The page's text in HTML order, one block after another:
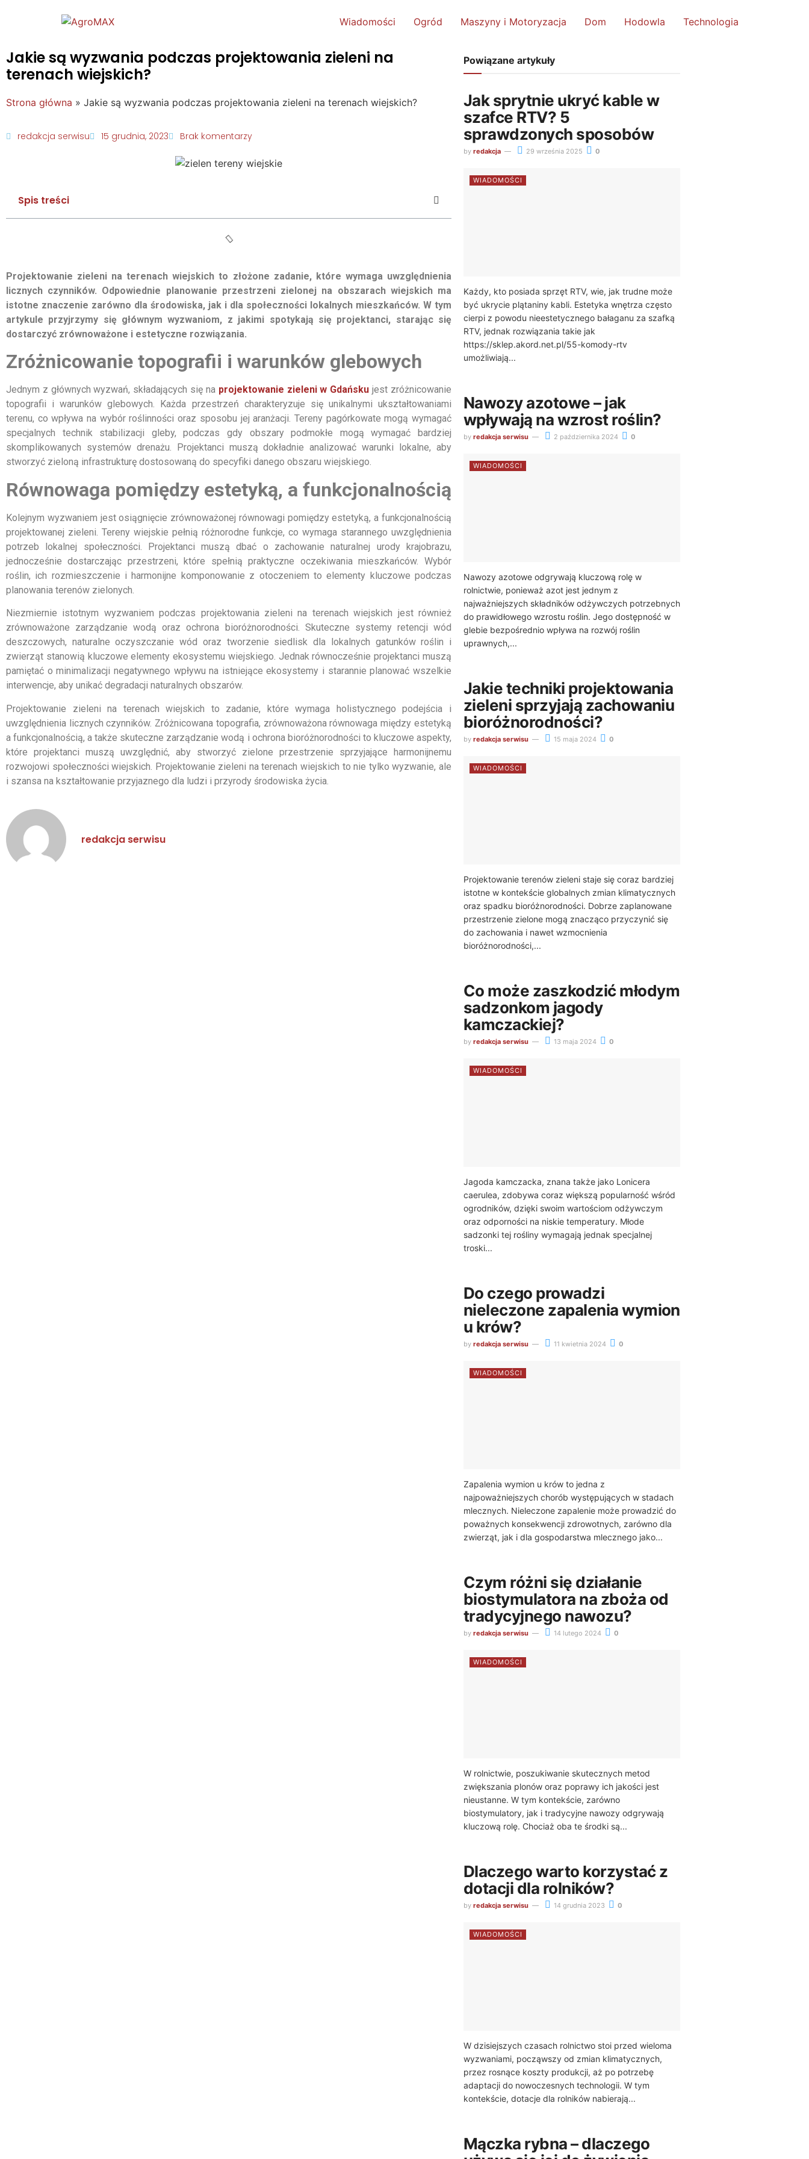
Wiadomości Ogród Maszyny i Motoryzacja Dom Hodowla Technologia
Jakie są wyzwania podczas projektowania zieleni na
terenach wiejskich?
Strona główna » Jakie są wyzwania podczas projektowania zieleni na terenach wiejskich?
redakcja serwisu 15 grudnia, 2023 Brak komentarzy
Spis treści
Projektowanie zieleni na terenach wiejskich to złożone zadanie, które wymaga uwzględnienia
licznych czynników. Odpowiednie planowanie przestrzeni zielonej na obszarach wiejskich ma
istotne znaczenie zarówno dla środowiska, jak i dla społeczności lokalnych mieszkańców. W tym
artykule przyjrzymy się głównym wyzwaniom, z jakimi spotykają się projektanci, starając się
dostarczyć zrównoważone i estetyczne rozwiązania.
Zróżnicowanie topografii i warunków glebowych
Jednym z głównych wyzwań, składających się na projektowanie zieleni w Gdańsku jest zróżnicowanie
topografii i warunków glebowych. Każda przestrzeń charakteryzuje się unikalnymi ukształtowaniami
terenu, co wpływa na wybór roślinności oraz sposobu jej aranżacji. Tereny pagórkowate mogą wymagać
specjalnych technik stabilizacji gleby, podczas gdy obszary podmokłe mogą wymagać bardziej
skomplikowanych systemów drenażu. Projektanci muszą dokładnie analizować warunki lokalne, aby
stworzyć zieloną infrastrukturę dostosowaną do specyfiki danego obszaru wiejskiego.
Równowaga pomiędzy estetyką, a funkcjonalnością
Kolejnym wyzwaniem jest osiągnięcie zrównoważonej równowagi pomiędzy estetyką, a funkcjonalnością
projektowanej zieleni. Tereny wiejskie pełnią różnorodne funkcje, co wymaga starannego uwzględnienia
potrzeb lokalnej społeczności. Projektanci muszą dbać o zachowanie naturalnej urody krajobrazu,
jednocześnie dostarczając przestrzeni, które spełnią praktyczne oczekiwania mieszkańców. Wybór
roślin, ich rozmieszczenie i harmonijne komponowanie z otoczeniem to elementy kluczowe podczas
planowania terenów zielonych.
Niezmiernie istotnym wyzwaniem podczas projektowania zieleni na terenach wiejskich jest również
zrównoważone zarządzanie wodą oraz ochrona bioróżnorodności. Skuteczne systemy retencji wód
deszczowych, naturalne oczyszczanie wód oraz tworzenie siedlisk dla lokalnych gatunków roślin i
zwierząt stanowią kluczowe elementy ekosystemu wiejskiego. Jednak równocześnie projektanci muszą
pamiętać o minimalizacji negatywnego wpływu na istniejące ekosystemy i starannie planować wszelkie
interwencje, aby unikać degradacji naturalnych obszarów.
Projektowanie zieleni na terenach wiejskich to zadanie, które wymaga holistycznego podejścia i
uwzględnienia licznych czynników. Zróżnicowana topografia, zrównoważona równowaga między estetyką
a funkcjonalnością, a także skuteczne zarządzanie wodą i ochrona bioróżnorodności to kluczowe aspekty,
które projektanci muszą uwzględnić, aby stworzyć zielone przestrzenie sprzyjające harmonijnemu
rozwojowi społeczności wiejskich. Projektowanie zieleni na terenach wiejskich to nie tylko wyzwanie, ale
i szansa na kształtowanie przyjaznego dla ludzi i przyrody środowiska życia.
redakcja serwisu
Powiązane artykuły
Jak sprytnie ukryć kable w
szafce RTV? 5
sprawdzonych sposobów
by redakcja 29 września 2025 0
WIADOMOŚCI
Każdy, kto posiada sprzęt RTV, wie, jak trudne może
być ukrycie plątaniny kabli. Estetyka wnętrza często
cierpi z powodu nieestetycznego bałaganu za szafką
RTV, jednak rozwiązania takie jak
https://sklep.akord.net.pl/55-komody-rtv
umożliwiają...
Nawozy azotowe – jak
wpływają na wzrost roślin?
by redakcja serwisu 2 października 2024 0
WIADOMOŚCI
Nawozy azotowe odgrywają kluczową rolę w
rolnictwie, ponieważ azot jest jednym z
najważniejszych składników odżywczych potrzebnych
do prawidłowego wzrostu roślin. Jego dostępność w
glebie bezpośrednio wpływa na rozwój roślin
uprawnych,...
Jakie techniki projektowania
zieleni sprzyjają zachowaniu
bioróżnorodności?
by redakcja serwisu 15 maja 2024 0
WIADOMOŚCI
Projektowanie terenów zieleni staje się coraz bardziej
istotne w kontekście globalnych zmian klimatycznych
oraz spadku bioróżnorodności. Dobrze zaplanowane
przestrzenie zielone mogą znacząco przyczynić się
do zachowania i nawet wzmocnienia
bioróżnorodności,...
Co może zaszkodzić młodym
sadzonkom jagody
kamczackiej?
by redakcja serwisu 13 maja 2024 0
WIADOMOŚCI
Jagoda kamczacka, znana także jako Lonicera
caerulea, zdobywa coraz większą popularność wśród
ogrodników, dzięki swoim wartościom odżywczym
oraz odporności na niskie temperatury. Młode
sadzonki tej rośliny wymagają jednak specjalnej
troski...
Do czego prowadzi
nieleczone zapalenia wymion
u krów?
by redakcja serwisu 11 kwietnia 2024 0
WIADOMOŚCI
Zapalenia wymion u krów to jedna z
najpoważniejszych chorób występujących w stadach
mlecznych. Nieleczone zapalenie może prowadzić do
poważnych konsekwencji zdrowotnych, zarówno dla
zwierząt, jak i dla gospodarstwa mlecznego jako...
Czym różni się działanie
biostymulatora na zboża od
tradycyjnego nawozu?
by redakcja serwisu 14 lutego 2024 0
WIADOMOŚCI
W rolnictwie, poszukiwanie skutecznych metod
zwiększania plonów oraz poprawy ich jakości jest
nieustanne. W tym kontekście, zarówno
biostymulatory, jak i tradycyjne nawozy odgrywają
kluczową rolę. Chociaż oba te środki są...
Dlaczego warto korzystać z
dotacji dla rolników?
by redakcja serwisu 14 grudnia 2023 0
WIADOMOŚCI
W dzisiejszych czasach rolnictwo stoi przed wieloma
wyzwaniami, począwszy od zmian klimatycznych,
przez rosnące koszty produkcji, aż po potrzebę
adaptacji do nowoczesnych technologii. W tym
kontekście, dotacje dla rolników nabierają...
Mączka rybna – dlaczego